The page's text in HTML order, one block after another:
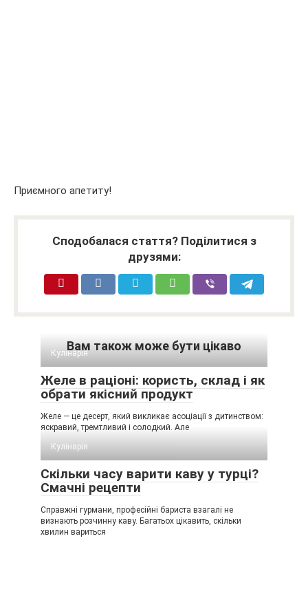
Приємного апетиту!
Сподобалася стаття? Поділитися з
друзями:
Вам також може бути цікаво
Кулінарія
Желе в раціоні: користь, склад і як
обрати якісний продукт
Желе — це десерт, який викликає асоціації з дитинством:
яскравий, тремтливий і солодкий. Але
Кулінарія
Скільки часу варити каву у турці?
Смачні рецепти
Справжні гурмани, професійні бариста взагалі не
визнають розчинну каву. Багатьох цікавить, скільки
хвилин вариться